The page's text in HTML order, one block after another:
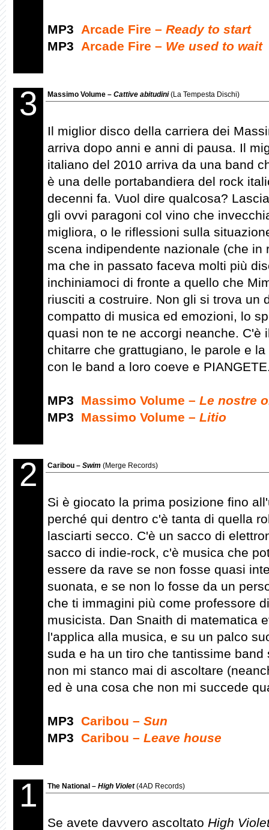
MP3 Arcade Fire – Ready to start
MP3
Arcade Fire – We used to wait
3 Massimo Volume – Cattive abitudini(La Tempesta Dischi)
Il miglior disco della carriera dei
arriva dopo anni e anni di pausa. Il
italiano del 2010 arriva da una band
è una delle portabandiera del rock
decenni fa. Vuol dire qualcosa?
gli ovvi paragoni col vino che
migliora, o le riflessioni sulla
scena indipendente nazionale (che in
ma che in passato faceva molti più
inchiniamoci di fronte a quello che
riusciti a costruire. Non gli si trova un
compatto di musica ed emozioni, lo
quasi non te ne accorgi neanche. C'è
chitarre che grattugiano, le parole e
con le band a loro coeve e
MP3 Massimo Volume – Le nostre
MP3
Massimo Volume – Litio
2 Caribou – Swim (Merge Records)
Si è giocato la prima posizione fino
perché qui dentro c'è tanta di quella
lasciarti secco. C'è un sacco di
sacco di indie-rock, c'è musica che
essere da rave se non fosse quasi
suonata, e se non lo fosse da un
che ti immagini più come professore
musicista. Dan Snaith di matematica
l'applica alla musica, e su un palco
suda e ha un tiro che tantissime
non mi stanco mai di ascoltare
ed è una cosa che non mi succede
MP3 Caribou – Sun
MP3 Caribou – Leave house
1 The National – High Violet(4AD Records)
Se avete davvero ascoltato High